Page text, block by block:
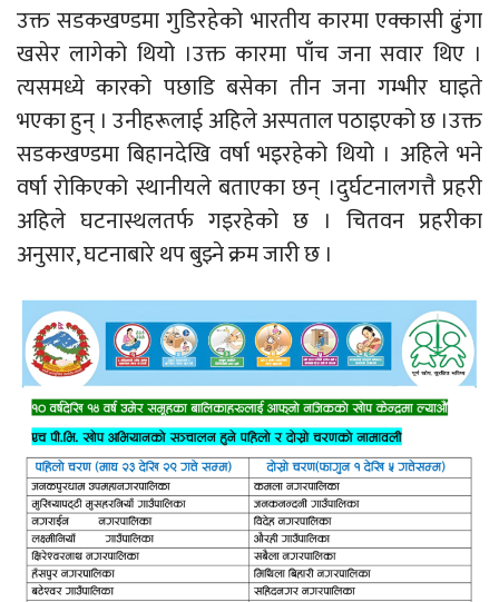
उक्त सडकखण्डमा गुडिरहेको भारतीय कारमा एक्कासी ढुंगा
खसेर लागेको थियो ।उक्त कारमा पाँच जना सवार थिए ।
त्यसमध्ये कारको पछाडि बसेका तीन जना गम्भीर घाइते
भएका हुन् । उनीहरूलाई अहिले अस्पताल पठाइएको छ ।उक्त
सडकखण्डमा बिहानदेखि वर्षा भइरहेको थियो । अहिले भने
वर्षा रोकिएको स्थानीयले बताएका छन् ।दुर्घटनालगत्तै प्रहरी
अहिले घटनास्थलतर्फ गइरहेको छ । चितवन प्रहरीका
अनुसार, घटनाबारे थप बुझ्ने क्रम जारी छ ।